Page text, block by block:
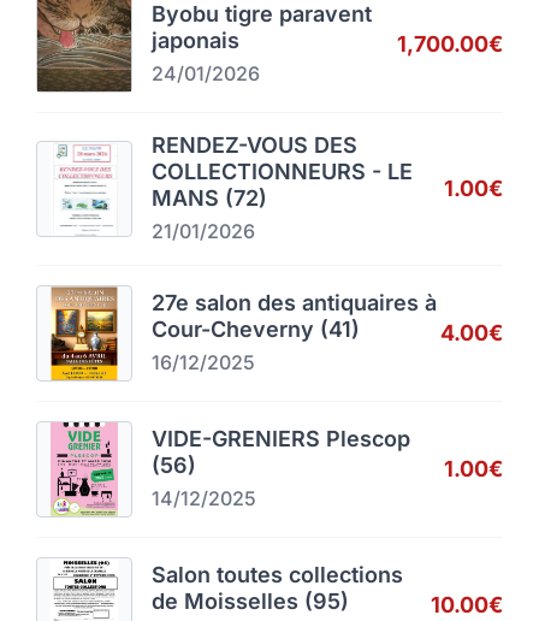
Byobu tigre paravent
japonais
24/01/2026
1,700.00€
RENDEZ-VOUS DES
COLLECTIONNEURS - LE
MANS (72)
21/01/2026
1.00€
27e salon des antiquaires à
Cour-Cheverny (41)
16/12/2025
4.00€
VIDE-GRENIERS Plescop
(56)
14/12/2025
1.00€
Salon toutes collections
de Moisselles (95)
10.00€